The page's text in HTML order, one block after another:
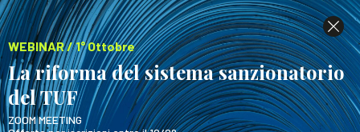
WEBINAR / 1° Ottobre
La riforma del sistema sanzionatorio
del TUF
ZOOM MEETING